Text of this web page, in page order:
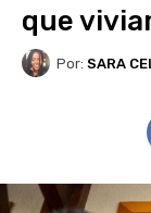
que
Por: SARA